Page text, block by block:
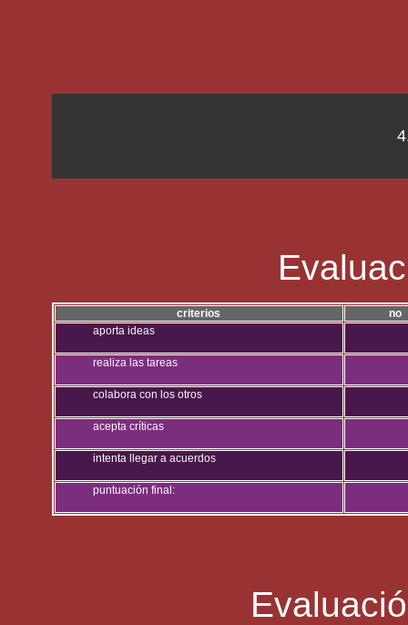
criterios
no
aporta ideas
realiza las tareas
colabora con los otros
acepta críticas
intenta llegar a acuerdos
puntuación final: